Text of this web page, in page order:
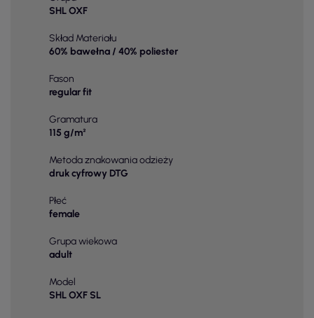
SHL OXF
Skład Materiału
60% bawełna / 40% poliester
Fason
regular fit
Gramatura
115 g/m²
Metoda znakowania odzieży
druk cyfrowy DTG
Płeć
female
Grupa wiekowa
adult
Model
SHL OXF SL